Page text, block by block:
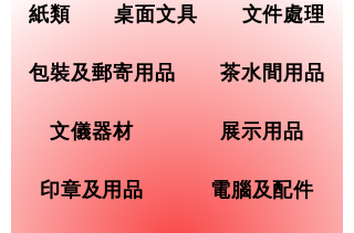
紙類 桌面文具 文件處理
包裝及郵寄用品 茶水間用品
文儀器材 展示用品
印章及用品 電腦及配件